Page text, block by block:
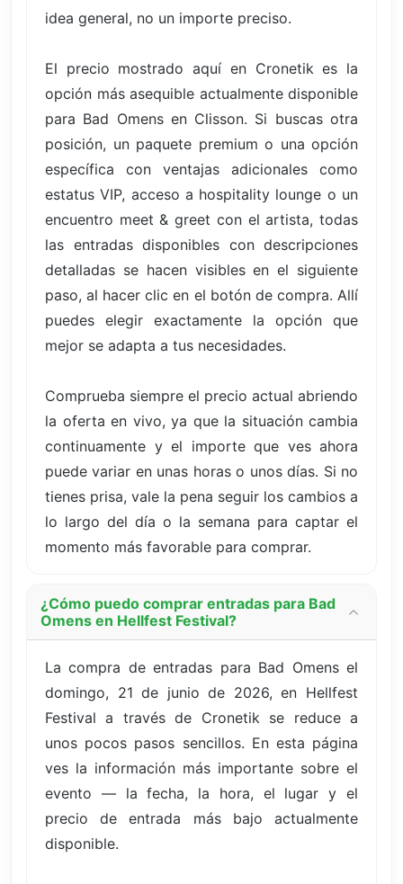
idea general, no un importe preciso.
El precio mostrado aquí en Cronetik es la
opción más asequible actualmente disponible
para Bad Omens en Clisson. Si buscas otra
posición, un paquete premium o una opción
específica con ventajas adicionales como
estatus VIP, acceso a hospitality lounge o un
encuentro meet & greet con el artista, todas
las entradas disponibles con descripciones
detalladas se hacen visibles en el siguiente
paso, al hacer clic en el botón de compra. Allí
puedes elegir exactamente la opción que
mejor se adapta a tus necesidades.
Comprueba siempre el precio actual abriendo
la oferta en vivo, ya que la situación cambia
continuamente y el importe que ves ahora
puede variar en unas horas o unos días. Si no
tienes prisa, vale la pena seguir los cambios a
lo largo del día o la semana para captar el
momento más favorable para comprar.
¿Cómo puedo comprar entradas para Bad
Omens en Hellfest Festival?
La compra de entradas para Bad Omens el
domingo, 21 de junio de 2026, en Hellfest
Festival a través de Cronetik se reduce a
unos pocos pasos sencillos. En esta página
ves la información más importante sobre el
evento — la fecha, la hora, el lugar y el
precio de entrada más bajo actualmente
disponible.